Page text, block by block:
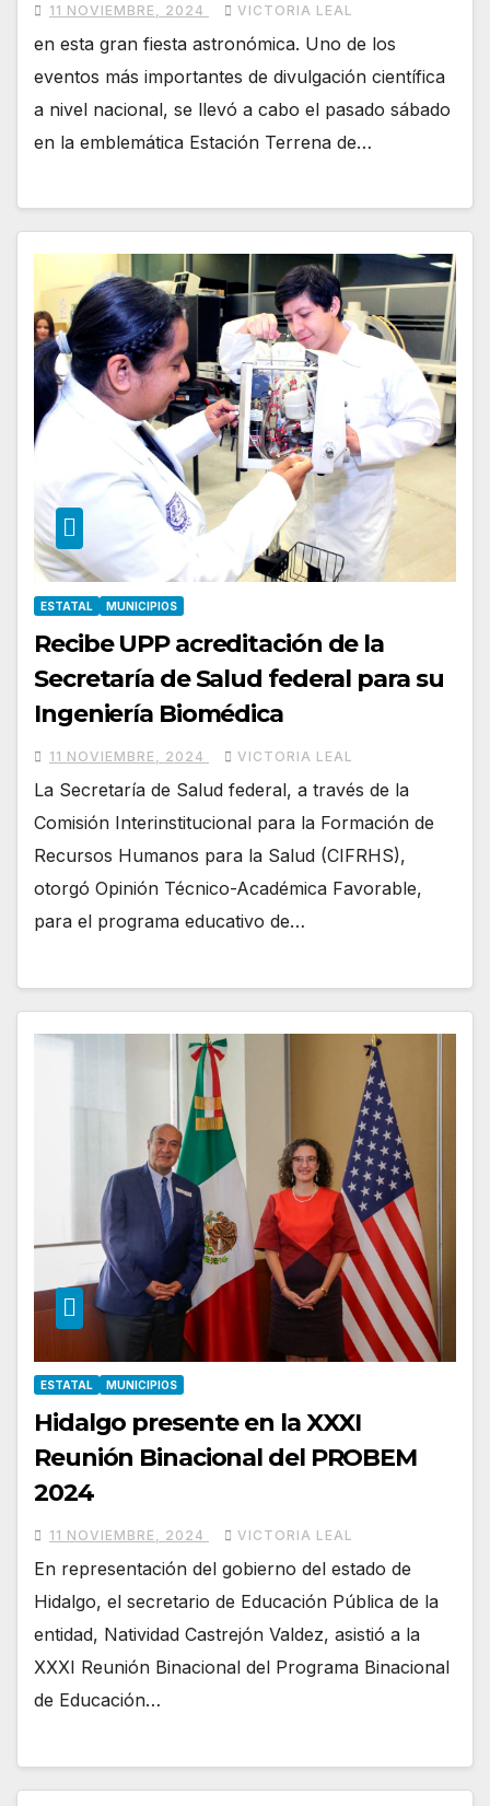
11 NOVIEMBRE, 2024 VICTORIA LEAL
en esta gran fiesta astronómica. Uno de los
eventos más importantes de divulgación científica
a nivel nacional, se llevó a cabo el pasado sábado
en la emblemática Estación Terrena de…
ESTATAL MUNICIPIOS
Recibe UPP acreditación de la
Secretaría de Salud federal para su
Ingeniería Biomédica
11 NOVIEMBRE, 2024 VICTORIA LEAL
La Secretaría de Salud federal, a través de la
Comisión Interinstitucional para la Formación de
Recursos Humanos para la Salud (CIFRHS),
otorgó Opinión Técnico-Académica Favorable,
para el programa educativo de…
ESTATAL MUNICIPIOS
Hidalgo presente en la XXXI
Reunión Binacional del PROBEM
2024
11 NOVIEMBRE, 2024 VICTORIA LEAL
En representación del gobierno del estado de
Hidalgo, el secretario de Educación Pública de la
entidad, Natividad Castrejón Valdez, asistió a la
XXXI Reunión Binacional del Programa Binacional
de Educación…